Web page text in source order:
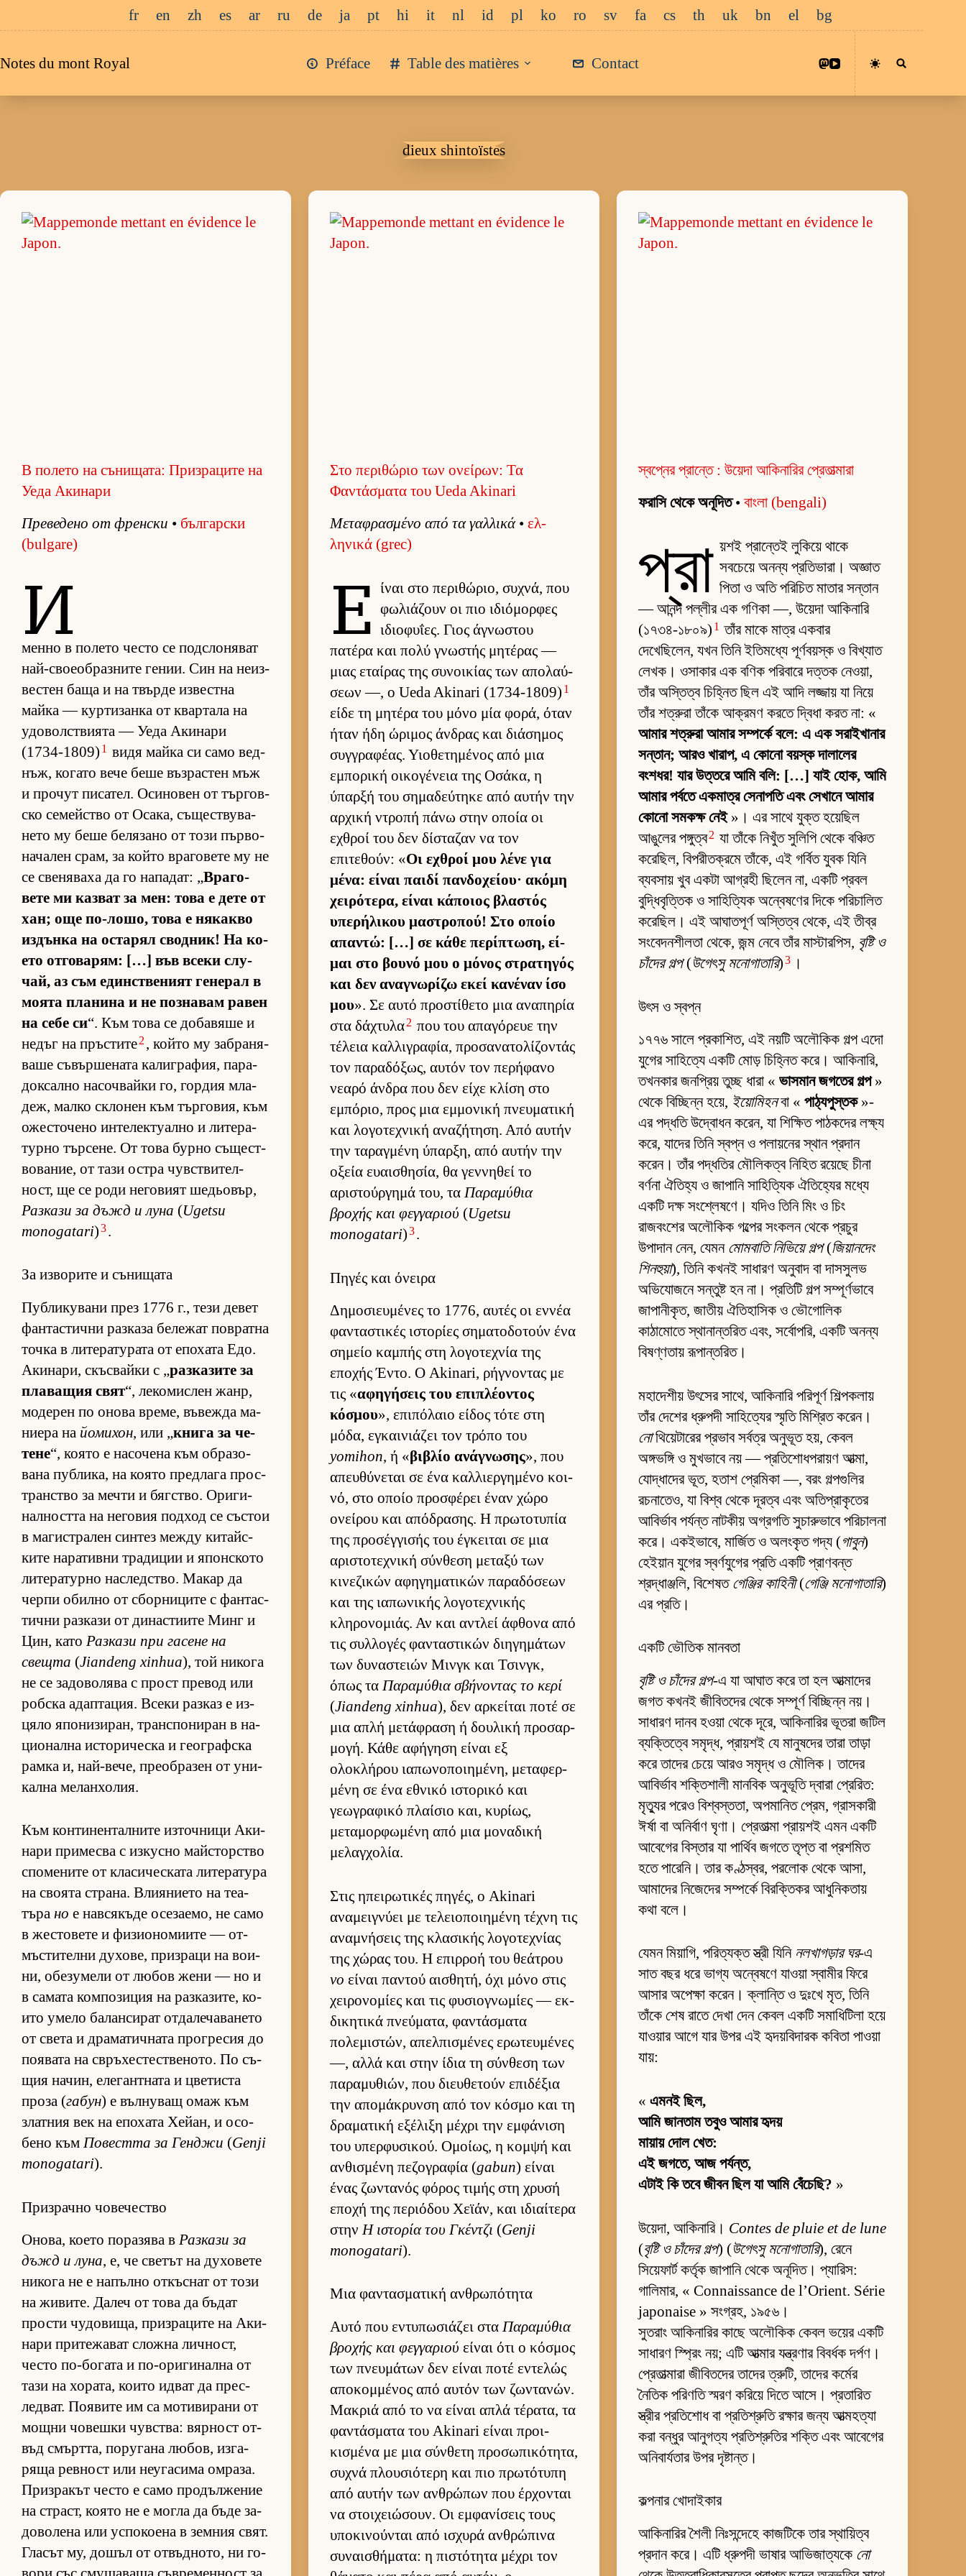
au
fr en zh es ar ru de ja pt hi it nl id pl ko ro sv fa cs th uk bn el bg
Notes du mont Royal Préface Table des matières Contact
dieux shintoïstes
В полето на сънищата: Призраците на
Уеда Акинари
Пре­ве­дено от френ­ски • бъл­гар­ски
(bulgare)
И
менно в по­лето често се под­с­ло­ня­ват
най-сво­еоб­раз­ните ге­нии. Син на не­из­
вес­тен баща и на твърде из­вес­тна
майка — кур­ти­занка от квар­тала на
удо­вол­с­т­ви­ята — Уеда Аки­нари
(1734-1809) 1 видя майка си само вед­
нъж, ко­гато вече беше въз­рас­тен мъж
и про­чут пи­са­тел. Оси­но­вен от тър­гов­
ско се­мейс­тво от Оса­ка, съ­щес­т­ву­ва­
нето му беше бе­ля­зано от този пър­во­
на­ча­лен срам, за който вра­го­вете му не
се све­ня­ваха да го на­па­дат: „Вра­го­
вете ми каз­ват за мен: това е дете от
хан; още по-ло­шо, това е ня­какво
из­дънка на ос­та­рял свод­ник! На ко­
ето от­го­ва­рям: […] във всеки слу­
чай, аз съм един­с­т­ве­ният ге­не­рал в
мо­ята пла­нина и не поз­на­вам ра­вен
на себе си“. Към това се до­ба­вяше и
не­дъг на пръс­тите2 , който му заб­ра­ня­
ваше съ­вър­ше­ната ка­лиг­ра­фия, па­ра­
док­сално на­соч­вайки го, гор­дия мла­
деж, малко скло­нен към тър­го­вия, към
ожес­то­чено ин­те­лек­ту­ално и ли­те­ра­
турно тър­се­не. От това бурно съ­щес­т­
во­ва­ние, от тази ос­тра чув­с­т­ви­тел­
ност, ще се роди не­го­вият ше­дьо­вър,
Раз­кази за дъжд и луна (Ugetsu
monogatari)3.
За изворите и сънищата
Пуб­ли­ку­вани през 1776 г., тези де­вет
фан­тас­тични раз­каза бе­ле­жат пов­ратна
точка в ли­те­ра­ту­рата от епо­хата Едо.
Аки­на­ри, скъс­вайки с „раз­ка­зите за
пла­ва­щия свят“, ле­ко­мис­лен жанр,
мо­де­рен по онова вре­ме, въ­вежда ма­
ни­ера на йомихон, или „книга за че­
тене“, ко­ято е на­со­чена към об­ра­зо­
вана пуб­ли­ка, на ко­ято пред­лага прос­
т­ран­с­тво за мечти и бяг­с­т­во. Ори­ги­
нал­ността на не­го­вия под­ход се със­тои
в ма­гис­т­ра­лен син­тез между ки­тайс­
ките на­ра­тивни тра­ди­ции и япон­с­кото
ли­те­ра­турно нас­лед­с­тво. Ма­кар да
черпи обилно от сбор­ни­ците с фан­тас­
тични раз­кази от ди­нас­ти­ите Минг и
Цин, като Раз­кази при га­сене на
свещта (Jiandeng xinhua), той ни­кога
не се за­до­во­лява с прост пре­вод или
роб­ска адап­та­ция. Всеки раз­каз е из­
цяло япо­ни­зи­ран, тран­с­по­ни­ран в на­
ци­о­нална ис­то­ри­ческа и ге­ог­раф­ска
рамка и, най-ве­че, пре­об­ра­зен от уни­
кална ме­лан­хо­лия.
Към кон­ти­нен­тал­ните из­точ­ници Аки­
нари при­месва с из­кусно майс­тор­с­тво
спо­ме­ните от кла­си­чес­ката ли­те­ра­тура
на сво­ята стра­на. Вли­я­ни­ето на те­а­
търа но е нав­ся­къде осе­за­е­мо, не само
в жес­то­вете и фи­зи­о­но­ми­ите — от­
мъс­ти­телни ду­хо­ве, приз­раци на во­и­
ни, обе­зу­мели от лю­бов жени — но и
в са­мата ком­по­зи­ция на раз­ка­зи­те, ко­
ито умело ба­лан­си­рат от­да­ле­ча­ва­нето
от света и дра­ма­тич­ната прог­ре­сия до
по­я­вата на свръ­хес­тес­т­ве­но­то. По съ­
щия на­чин, еле­ган­т­ната и цве­тиста
проза (габун) е въл­ну­ващ омаж към
злат­ния век на епо­хата Хе­йан, и осо­
бено към По­вестта за Ген­джи (Genji
monogatari).
Призрачно човечество
Оно­ва, ко­ето по­ра­зява в Раз­кази за
дъжд и луна, е, че све­тът на ду­хо­вете
ни­кога не е на­пълно от­къс­нат от този
на жи­ви­те. Да­леч от това да бъ­дат
прости чу­до­ви­ща, приз­ра­ците на Аки­
нари при­те­жа­ват сложна лич­ност,
често по-бо­гата и по-о­ри­ги­нална от
тази на хо­ра­та, ко­ито ид­ват да прес­
лед­ват. По­я­вите им са мо­ти­ви­рани от
мощни чо­вешки чув­с­т­ва: вяр­ност от­
въд смърт­та, по­ру­гана лю­бов, из­га­
ряща рев­ност или не­у­га­сима ом­ра­за.
Приз­ра­кът често е само про­дъл­же­ние
на страст, ко­ято не е могла да бъде за­
до­во­лена или ус­по­ко­ена в зем­ния свят.
Гла­сът му, до­шъл от от­въд­но­то, ни го­
Στο περιθώριο των ονείρων: Τα
Φαντάσματα του Ueda Akinari
Μεταφρασμένο από τα γαλ­λικά•ελ­
ληνικά (grec)
Ε ί­ναι στο περιθώριο, συχνά, που
φωλιάζουν οι πιο ιδιόμορ­φες
ιδιο­φυΐες. Γιος άγνωστου
πατέρα και πολύ γνωστής μητέρας —
μιας εταί­ρας της συνοι­κίας των απολαύ­
σεων —, ο Ueda Akinari (1734-1809) 1
είδε τη μητέρα του μόνο μία φορά, όταν
ήταν ήδη ώριμος άν­δρας και διάσημος
συγ­γραφέας. Υιο­θετημένος από μια
εμπορική οι­κογένεια της Οσάκα, η
ύπαρξή του σημαδεύ­τηκε από αυ­τήν την
αρ­χική ντροπή πάνω στην οποία οι
εχθροί του δεν δίσταζαν να τον
επιτεθούν: «Οι εχθροί μου λένε για
μένα: εί­ναι παιδί παν­δοχεί­ου· ακόμη
χει­ρότερα, εί­ναι κάποιος βλαστός
υπερήλικου μαστροπού! Στο οποίο
απαντώ: […] σε κάθε περίπτωση, εί­
μαι στο βουνό μου ο μόνος στρατηγός
και δεν αναγνωρίζω εκεί κανέναν ίσο
μου». Σε αυτό προστίθετο μια αναπηρία
στα δάχτυλα2 που του απαγόρευε την
τέλεια καλ­λιγραφία, προσανατολίζοντάς
τον παραδόξως, αυ­τόν τον περήφανο
νεαρό άν­δρα που δεν είχε κλίση στο
εμπόριο, προς μια εμ­μονική πνευ­ματική
και λογοτεχνική αναζήτηση. Από αυ­τήν
την ταραγ­μένη ύπαρ­ξη, από αυ­τήν την
οξεία ευαι­σθησία, θα γεν­νηθεί το
αριστούρ­γημά του, ταΠαραμύθια
βροχής και φεγ­γαριού (Ugetsu
monogatari)3.
Πηγές και όνειρα
Δημοσιευ­μένες το 1776, αυ­τές οι εν­νέα
φανταστικές ιστορίες σηματοδοτούν ένα
σημείο καμπής στη λογοτεχνία της
εποχής Έντο. Ο Akinari, ρήγνοντας με
τις «αφηγήσεις του επιπλέοντος
κόσμου», επιπόλαιο εί­δος τότε στη
μόδα, εγκαι­νιάζει τον τρόπο του
yomihon, ή «βιβλίο ανάγνωσης», που
απευ­θύνεται σε ένα καλ­λιερ­γημένο κοι­
νό, στο οποίο προσφέρει έναν χώρο
ονεί­ρου και απόδρασης. Η πρωτοτυπία
της προσέγ­γισής του έγκει­ται σε μια
αριστοτεχνική σύν­θεση μεταξύ των
κινεζικών αφηγηματικών παραδόσεων
και της ια­πωνικής λογοτεχνικής
κληρονομιάς. Αν και αντλεί άφθονα από
τις συλ­λογές φανταστικών διηγημάτων
των δυναστειών Μινγκ και Τσιν­γκ,
όπως ταΠαραμύθια σβήνοντας το κερί
(Jiandeng xinhua), δεν αρ­κεί­ται ποτέ σε
μια απλή μετάφραση ή δου­λική προσαρ­
μογή. Κάθε αφήγηση εί­ναι εξ
ολοκλήρου ια­πωνοποι­ημένη, μεταφερ­
μένη σε ένα εθνικό ιστορικό και
γεωγραφικό πλαί­σιο και, κυρίως,
μεταμορ­φωμένη από μια μοναδική
μελαγ­χολία.
Στις ηπει­ρωτικές πηγές, ο Akinari
αναμει­γνύει με τελειο­ποι­ημένη τέχνη τις
αναμνήσεις της κλασικής λογοτεχνίας
της χώρας του. Η επιρ­ροή του θεάτρου
νο εί­ναι παντού αι­σθητή, όχι μόνο στις
χει­ρονομίες και τις φυσιο­γνωμίες — εκ­
δικητικά πνεύ­ματα, φαντάσματα
πολεμιστών, απελ­πισμένες ερωτευ­μένες
—, αλλά και στην ίδια τη σύν­θεση των
παραμυθιών, που διευ­θετούν επιδέξια
την απομάκρυνση από τον κόσμο και τη
δραματική εξέλιξη μέχρι την εμ­φάνιση
του υπερ­φυσικού. Ομοί­ως, η κομψή και
αν­θισμένη πεζογραφία (gabun) εί­ναι
ένας ζωντανός φόρος τιμής στη χρυσή
εποχή της περιόδου Χεϊάν, και ιδιαί­τερα
στην Η ιστορία του Γκέν­τζι (Genji
monogatari).
Μια φαντασματική ανθρωπότητα
Αυτό που εντυπωσιάζει στα Παραμύθια
βροχής και φεγ­γαριού εί­ναι ότι ο κόσμος
των πνευ­μάτων δεν εί­ναι ποτέ εντελώς
αποκομ­μένος από αυ­τόν των ζωντανών.
Μακριά από το να εί­ναι απλά τέρατα, τα
φαντάσματα του Akinari εί­ναι προι­
κισμένα με μια σύν­θετη προσωπικότητα,
συχνά πλου­σιότερη και πιο πρωτότυπη
από αυ­τήν των αν­θρώπων που έρ­χονται
να στοι­χειώσουν. Οι εμ­φανίσεις τους
υποκινού­νται από ισχυρά αν­θρώπινα
συναι­σθήματα: η πιστότητα μέχρι τον
স্বপ্নের প্রান্তে : উয়েদা আকিনারির প্রেতাত্মারা
ফরাসি থেকে অনূদিত•বাংলা (bengali)
প্রা য়শই প্রান্তেই লুকিয়ে থাকে
সবচেয়ে অনন্য প্রতিভারা। অজ্ঞাত
পিতা ও অতি পরিচিত মাতার সন্তান
— আনন্দ পল্লীর এক গণিকা —, উয়েদা আকিনারি
(১৭৩৪-১৮০৯) 1 তাঁর মাকে মাত্র একবার
দেখেছিলেন, যখন তিনি ইতিমধ্যে পূর্ণবয়স্ক ও বিখ্যাত
লেখক। ওসাকার এক বণিক পরিবারে দত্তক নেওয়া,
তাঁর অস্তিত্ব চিহ্নিত ছিল এই আদি লজ্জায় যা নিয়ে
তাঁর শত্রুরা তাঁকে আক্রমণ করতে দ্বিধা করত না: «
আমার শত্রুরা আমার সম্পর্কে বলে: এ এক সরাইখানার
সন্তান; আরও খারাপ, এ কোনো বয়স্ক দালালের
বংশধর! যার উত্তরে আমি বলি: […] যাই হোক, আমি
আমার পর্বতে একমাত্র সেনাপতি এবং সেখানে আমার
কোনো সমকক্ষ নেই»। এর সাথে যুক্ত হয়েছিল
আঙুলের পঙ্গুত্ব2 যা তাঁকে নিখুঁত সুলিপি থেকে বঞ্চিত
করেছিল, বিপরীতক্রমে তাঁকে, এই গর্বিত যুবক যিনি
ব্যবসায় খুব একটা আগ্রহী ছিলেন না, একটি প্রবল
বুদ্ধিবৃত্তিক ও সাহিত্যিক অন্বেষণের দিকে পরিচালিত
করেছিল। এই আঘাতপূর্ণ অস্তিত্ব থেকে, এই তীব্র
সংবেদনশীলতা থেকে, জন্ম নেবে তাঁর মাস্টারপিস, বৃষ্টি ও
চাঁদের গল্প(উগেৎসু মনোগাতারি)3 ।
উৎস ও স্বপ্ন
১৭৭৬ সালে প্রকাশিত, এই নয়টি অলৌকিক গল্প এদো
যুগের সাহিত্যে একটি মোড় চিহ্নিত করে। আকিনারি,
তখনকার জনপ্রিয় তুচ্ছ ধারা «ভাসমান জগতের গল্প»
থেকে বিচ্ছিন্ন হয়ে, ইয়োমিহনবা «পাঠ্যপুস্তক»-
এর পদ্ধতি উদ্বোধন করেন, যা শিক্ষিত পাঠকদের লক্ষ্য
করে, যাদের তিনি স্বপ্ন ও পলায়নের স্থান প্রদান
করেন। তাঁর পদ্ধতির মৌলিকত্ব নিহিত রয়েছে চীনা
বর্ণনা ঐতিহ্য ও জাপানি সাহিত্যিক ঐতিহ্যের মধ্যে
একটি দক্ষ সংশ্লেষণে। যদিও তিনি মিং ও চিং
রাজবংশের অলৌকিক গল্পের সংকলন থেকে প্রচুর
উপাদান নেন, যেমন মোমবাতি নিভিয়ে গল্প(জিয়ানদেং
শিনহুয়া), তিনি কখনই সাধারণ অনুবাদ বা দাসসুলভ
অভিযোজনে সন্তুষ্ট হন না। প্রতিটি গল্প সম্পূর্ণভাবে
জাপানীকৃত, জাতীয় ঐতিহাসিক ও ভৌগোলিক
কাঠামোতে স্থানান্তরিত এবং, সর্বোপরি, একটি অনন্য
বিষণ্ণতায় রূপান্তরিত।
মহাদেশীয় উৎসের সাথে, আকিনারি পরিপূর্ণ শিল্পকলায়
তাঁর দেশের ধ্রুপদী সাহিত্যের স্মৃতি মিশ্রিত করেন।
নোথিয়েটারের প্রভাব সর্বত্র অনুভূত হয়, কেবল
অঙ্গভঙ্গি ও মুখভাবে নয় — প্রতিশোধপরায়ণ আত্মা,
যোদ্ধাদের ভূত, হতাশ প্রেমিকা —, বরং গল্পগুলির
রচনাতেও, যা বিশ্ব থেকে দূরত্ব এবং অতিপ্রাকৃতের
আবির্ভাব পর্যন্ত নাটকীয় অগ্রগতি সুচারুভাবে পরিচালনা
করে। একইভাবে, মার্জিত ও অলংকৃত গদ্য (গাবুন)
হেইয়ান যুগের স্বর্ণযুগের প্রতি একটি প্রাণবন্ত
শ্রদ্ধাঞ্জলি, বিশেষতগেঞ্জির কাহিনী(গেঞ্জি মনোগাতারি)
এর প্রতি।
একটি ভৌতিক মানবতা
বৃষ্টি ও চাঁদের গল্প-এ যা আঘাত করে তা হল আত্মাদের
জগত কখনই জীবিতদের থেকে সম্পূর্ণ বিচ্ছিন্ন নয়।
সাধারণ দানব হওয়া থেকে দূরে, আকিনারির ভূতরা জটিল
ব্যক্তিত্বে সমৃদ্ধ, প্রায়শই যে মানুষদের তারা তাড়া
করে তাদের চেয়ে আরও সমৃদ্ধ ও মৌলিক। তাদের
আবির্ভাব শক্তিশালী মানবিক অনুভূতি দ্বারা প্রেরিত:
মৃত্যুর পরেও বিশ্বস্ততা, অপমানিত প্রেম, গ্রাসকারী
ঈর্ষা বা অনির্বাণ ঘৃণা। প্রেতাত্মা প্রায়শই এমন একটি
আবেগের বিস্তার যা পার্থিব জগতে তৃপ্ত বা প্রশমিত
হতে পারেনি। তার কণ্ঠস্বর, পরলোক থেকে আসা,
আমাদের নিজেদের সম্পর্কে বিরক্তিকর আধুনিকতায়
কথা বলে।
যেমন মিয়াগি, পরিত্যক্ত স্ত্রী যিনি নলখাগড়ার ঘর-এ
সাত বছর ধরে ভাগ্য অন্বেষণে যাওয়া স্বামীর ফিরে
আসার অপেক্ষা করেন। ক্লান্তি ও দুঃখে মৃত, তিনি
তাঁকে শেষ রাতে দেখা দেন কেবল একটি সমাধিটিলা হয়ে
যাওয়ার আগে যার উপর এই হৃদয়বিদারক কবিতা পাওয়া
যায়:
«এমনই ছিল,
আমি জানতাম তবুও আমার হৃদয়
মায়ায় দোল খেত:
এই জগতে, আজ পর্যন্ত,
এটাই কি তবে জীবন ছিল যা আমি বেঁচেছি? »
উয়েদা, আকিনারি। Contes de pluie et de lune
(বৃষ্টি ও চাঁদের গল্প) (উগেৎসু মনোগাতারি), রেনে
সিয়েফার্ট কর্তৃক জাপানি থেকে অনূদিত। প্যারিস:
গালিমার, « Connaissance de l’Orient. Série
japonaise » সংগ্রহ, ১৯৫৬।
সুতরাং আকিনারির কাছে অলৌকিক কেবল ভয়ের একটি
সাধারণ স্প্রিং নয়; এটি আত্মার যন্ত্রণার বিবর্ধক দর্পণ।
প্রেতাত্মারা জীবিতদের তাদের ত্রুটি, তাদের কর্মের
নৈতিক পরিণতি স্মরণ করিয়ে দিতে আসে। প্রতারিত
স্ত্রীর প্রতিশোধ বা প্রতিশ্রুতি রক্ষার জন্য আত্মহত্যা
করা বন্ধুর আনুগত্য প্রতিশ্রুতির শক্তি এবং আবেগের
অনিবার্যতার উপর দৃষ্টান্ত।
কল্পনার খোদাইকার
আকিনারির শৈলী নিঃসন্দেহে কাজটিকে তার স্থায়িত্ব
প্রদান করে। এটি ধ্রুপদী ভাষার আভিজাত্যকে নো